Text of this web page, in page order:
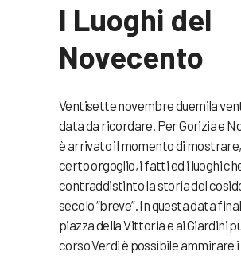
I Luoghi del
Novecento
Ventisette novembre duemila
data da ricordare. Per Gorizia e
è arrivato il momento di
certo orgoglio, i fatti ed i luoghi
contraddistinto la storia del
secolo “breve”. In questa data
piazza della Vittoria e ai Giardini
corso Verdi è possibile ammirare i